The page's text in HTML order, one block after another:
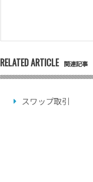
RELATED ARTICLE 関連記事
スワップ取引